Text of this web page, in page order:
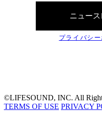
©LIFESOUND, INC. All
TERMS OF USE PRIVACY